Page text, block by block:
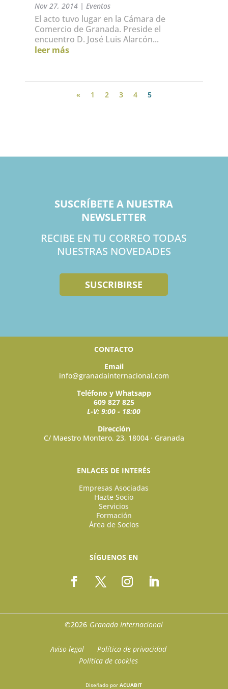
región de Settat
Nov 27, 2014 |Eventos
El acto tuvo lugar en la Cámara de
Comercio de Granada. Preside el
encuentro D. José Luis Alarcón...
leer más
« 1 2 3 4 5
SUSCRÍBETE A NUESTRA
NEWSLETTER
RECIBE EN TU CORREO TODAS
NUESTRAS NOVEDADES
SUSCRIBIRSE
CONTACTO
Email
info@granadainternacional.com
Teléfono y Whatsapp
609 827 825
L-V: 9:00 - 18:00
Dirección
C/ Maestro Montero, 23, 18004 · Granada
ENLACES DE INTERÉS
Empresas Asociadas
Hazte Socio
Servicios
Formación
Área de Socios
SÍGUENOS EN
©2026 Granada Internacional
Aviso legal
Política de privacidad
Política de cookies
Diseñado porACUABIT